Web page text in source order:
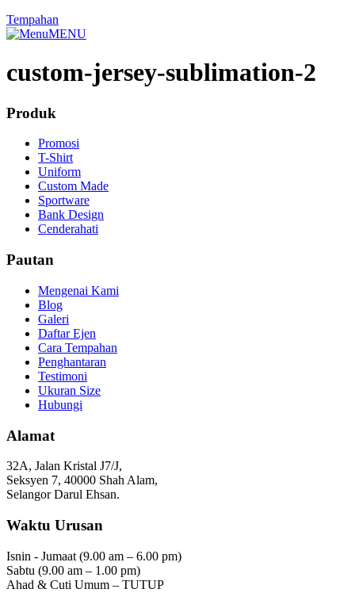
Tempahan
MENU
custom-jersey-sublimation-2
Produk
Promosi
T-Shirt
Uniform
Custom Made
Sportware
Bank Design
Cenderahati
Pautan
Mengenai Kami
Blog
Galeri
Daftar Ejen
Cara Tempahan
Penghantaran
Testimoni
Ukuran Size
Hubungi
Alamat
32A, Jalan Kristal J7/J,
Seksyen 7, 40000 Shah Alam,
Selangor Darul Ehsan.
Waktu Urusan
Isnin - Jumaat (9.00 am – 6.00 pm)
Sabtu (9.00 am – 1.00 pm)
Ahad & Cuti Umum – TUTUP